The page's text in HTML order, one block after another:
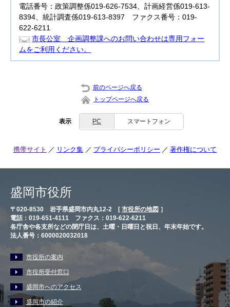
電話番号：政策調整係019-626-7534、計画経営係019-613-
8394、統計調査係019-613-8397 ファクス番号：019-
622-6211
市長公室 企画調整課へのお問い合わせは専用フォー
ムをご利用ください。
前のページへ戻る
トップページへ戻る
表示 PC スマートフォン
携帯サイト リンク集 プライバシーポリシー 著作権について
盛岡市役所
〒020-8530 岩手県盛岡市内丸12-2 [ 市役所の地図 ］
電話：019-651-4111 ファクス：019-622-6211
各庁舎や各支所などの閉庁日は、土曜・日曜日と祝日、年末年始です。
法人番号：6000020032018
市役所の案内
市役所受付窓口
盛岡市へのアクセス
盛岡市の紹介